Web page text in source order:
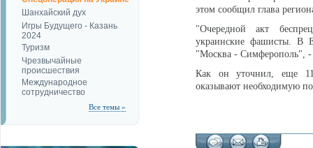
Шанхайский дух
Игры Будущего - Казань
2024
Туризм
Чрезвычайные
происшествия
Международное
сотрудничество
Все темы »
этом сообщил глава
"Очередной акт
украинские фашисты. В
"Москва - Симферополь",
Как он уточнил, еще 11
оказывают необходимую